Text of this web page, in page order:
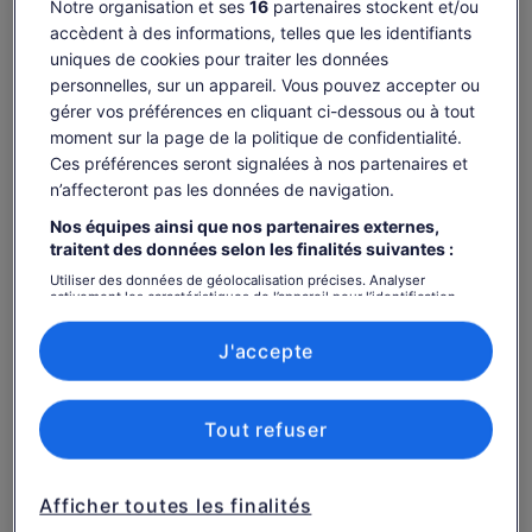
Découvrez l'histoire royale du Luxembourg, de la
Bourgogne à l'indépendance.
Découvrez des récits de guerre, des luttes des
Habsbourg à l'occupation allemande.
Découvrez les changements diplomatiques, marqués par
le traité de Paris.
Afficher plus
Gagnez des OneKeyCash lorsque vous
vous connectez et réservez une activité.
Disponibilité
Modifier
datesjeu. 6 août ven. 7 août sam. 8 août
Notre organisation et ses 16partenaires stockent et/ou
accèdent à des informations, telles que les identifiants
uniques de cookies pour traiter les données
personnelles, sur un appareil. Vous pouvez accepter ou
gérer vos préférences en cliquant ci-dessous ou à tout
moment sur la page de la politique de confidentialité.
Ces préférences seront signalées à nos partenaires et
n’affecteront pas les données de navigation.
Nos équipes ainsi que nos partenaires externes,
traitent des données selon les finalités suivantes :
Utiliser des données de géolocalisation précises. Analyser
activement les caractéristiques de l’appareil pour l’identification.
et contenu personnalisés, mesure de performance des publicités
et du contenu, études d’audience et développement de services.
Liste de nos partenaires (fournisseurs)
Afficher toutes les finalités
Tout refuser
J'accepte